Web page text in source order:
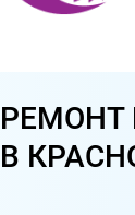
РЕМОНТ
В